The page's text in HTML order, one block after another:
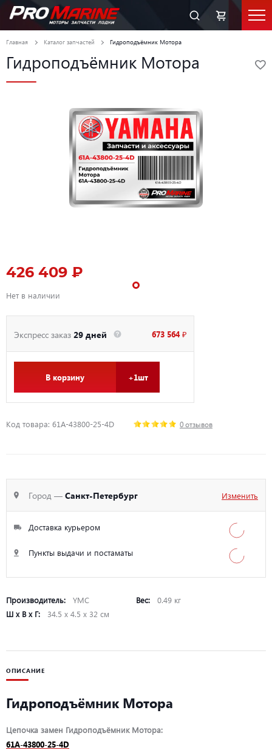
Главная Каталог запчастей Гидроподъёмник Мотора
Гидроподъёмник Мотора
426 409 ₽
Нет в наличии
Экспресс заказ 29 дней 673 564 ₽
В корзину +1шт
Код товара: 61A-43800-25-4D 0 отзывов
Город — Санкт-Петербург Изменить
Доставка курьером
Пункты выдачи и постаматы
Производитель: YMC Вес:
0.49 кг
Ш х В х Г:
34.5 х 4.5 х 32 см
ОПИСАНИЕ
Гидроподъёмник Мотора
Цепочка замен Гидроподъёмник Мотора:
61A-43800-25-4D